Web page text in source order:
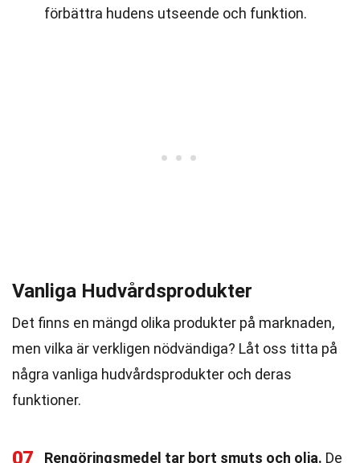
förbättra hudens utseende och funktion.
Vanliga Hudvårdsprodukter
Det finns en mängd olika produkter på marknaden,
men vilka är verkligen nödvändiga? Låt oss titta på
några vanliga hudvårdsprodukter och deras
funktioner.
07 Rengöringsmedel tar bort smuts och olja. De